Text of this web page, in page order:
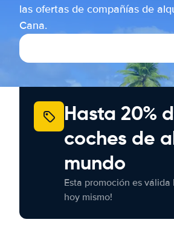
las ofertas de compañías de
Cana.
Hasta 20%
coches de
mundo
Esta promoción es válida
hoy mismo!